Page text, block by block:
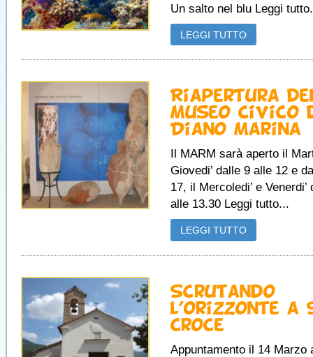
Un salto nel blu Leggi
LEGGI TUTTO
Riapertura
Museo Civico
Diano Marina
Il MARM sarà aperto il
Giovedi’ dalle 9 alle 12 e
17, il Mercoledi’ e Venerdi’
alle 13.30 Leggi tutto...
LEGGI TUTTO
Scrutando
l’orizzonte a
Croce
Appuntamento il 14 Marzo